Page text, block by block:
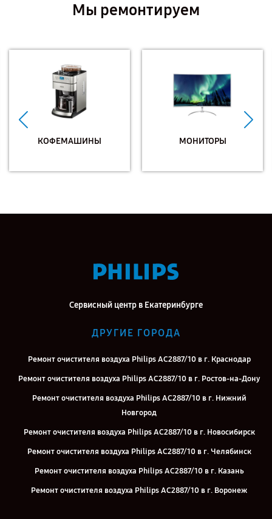
Мы ремонтируем
КОФЕМАШИНЫ МОНИТОРЫ
Сервисный центр в Екатеринбурге
ДРУГИЕ ГОРОДА
Ремонт очистителя воздуха Philips AC2887/10 в г. Краснодар
Ремонт очистителя воздуха Philips AC2887/10 в г. Ростов-на-Дону
Ремонт очистителя воздуха Philips AC2887/10 в г. Нижний
Новгород
Ремонт очистителя воздуха Philips AC2887/10 в г. Новосибирск
Ремонт очистителя воздуха Philips AC2887/10 в г. Челябинск
Ремонт очистителя воздуха Philips AC2887/10 в г. Казань
Ремонт очистителя воздуха Philips AC2887/10 в г. Воронеж